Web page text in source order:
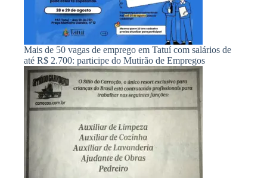
Mais de 50 vagas de emprego em Tatuí com salários de
até R$ 2.700: participe do Mutirão de Empregos